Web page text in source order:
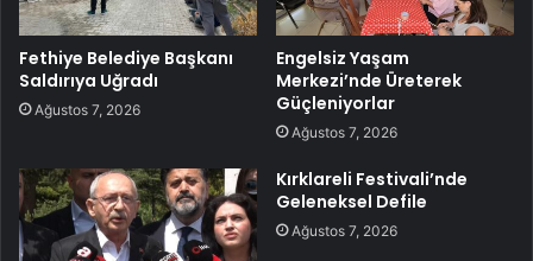
Fethiye Belediye Başkanı
Saldırıya Uğradı
Ağustos 7, 2026
Engelsiz Yaşam
Merkezi’nde Üreterek
Güçleniyorlar
Ağustos 7, 2026
Kırklareli Festivali’nde
Geleneksel Defile
Ağustos 7, 2026